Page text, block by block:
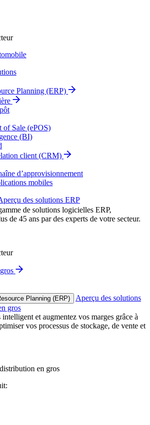
Planning (ERP)
of Sale (ePOS)
(BI)
client (CRM)
d’approvisionnement
mobiles
des solutions ERP
de solutions logicielles ERP,
de 45 ans par des experts de votre secteur.
Planning (ERP)
Aperçu des solutions
gros
et augmentez vos marges grâce à
vos processus de stockage, de vente et
en gros